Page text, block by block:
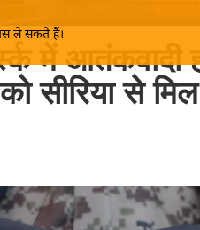
ले सकते हैं।
में आतंकवादी
सीरिया से